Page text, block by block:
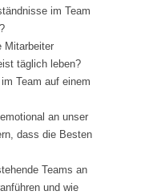
im Team
Mitarbeiter
täglich leben?
Team auf einem
an unser
dass die Besten
Teams an
und wie